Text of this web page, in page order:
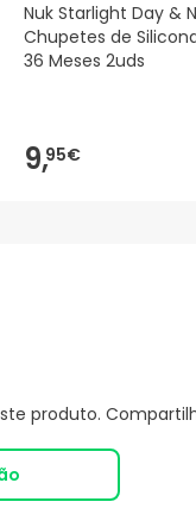
Nuk Starlight Day &
Chupetes de
36 Meses 2uds
9,95€
produto.